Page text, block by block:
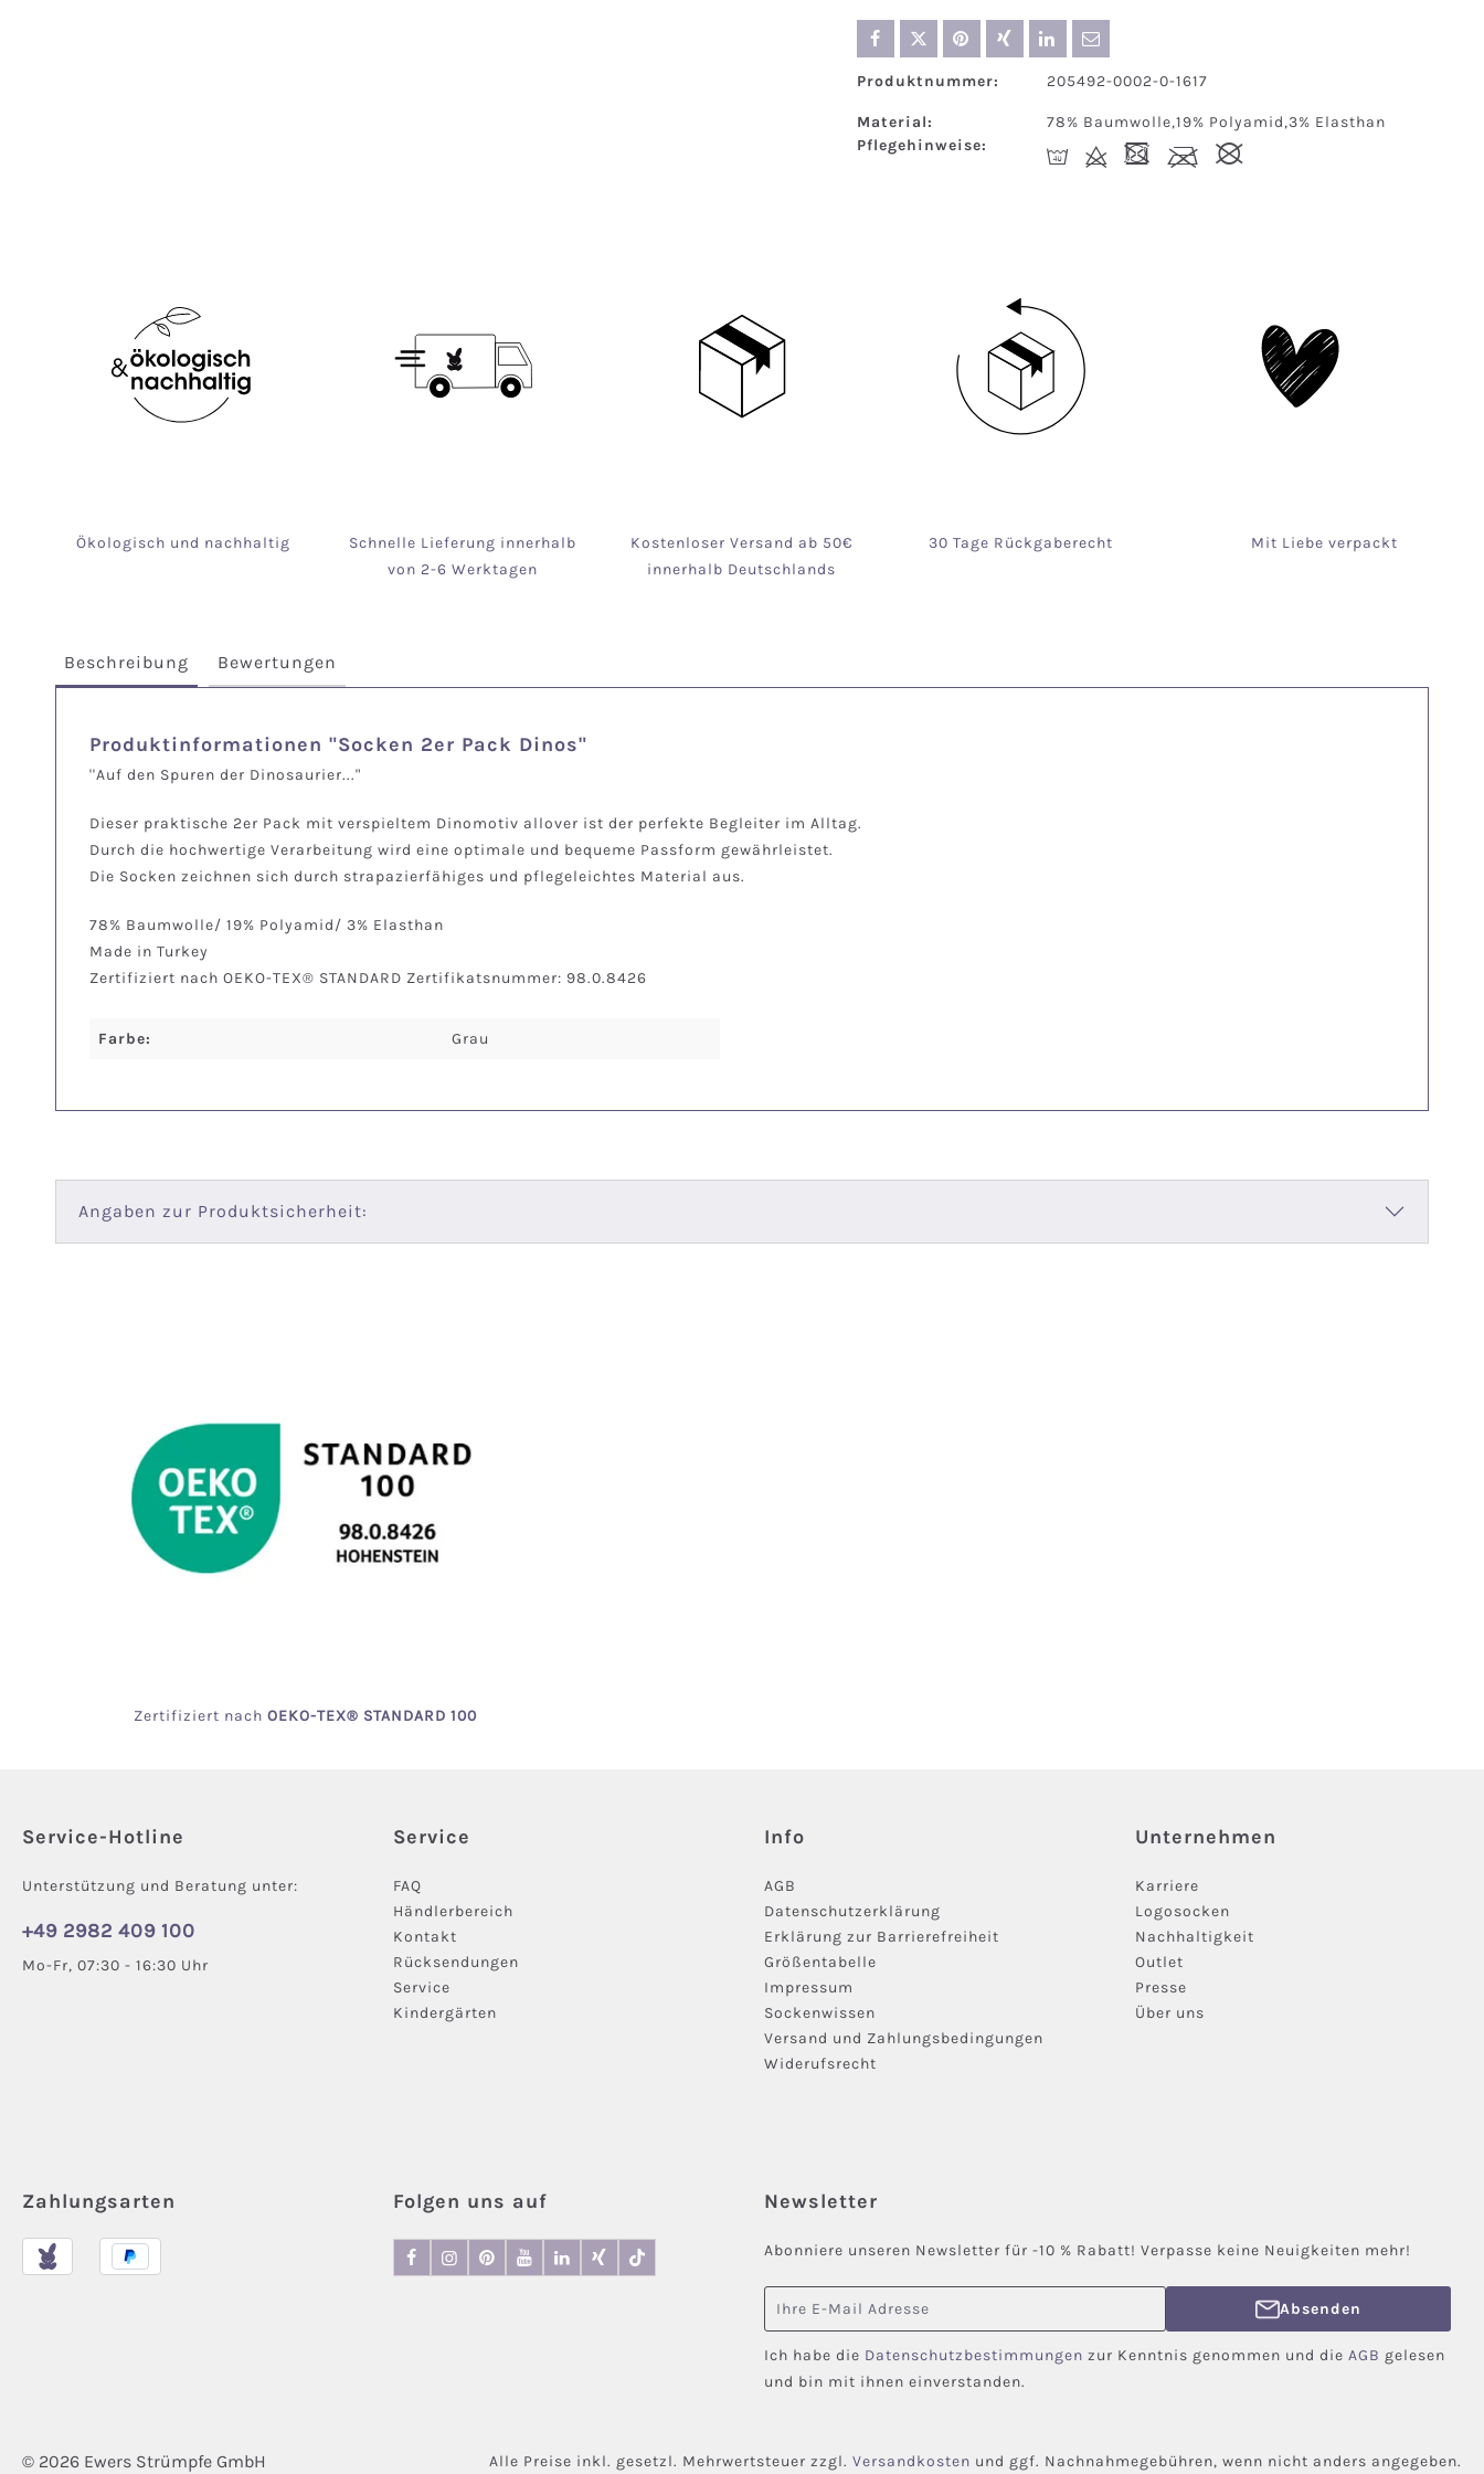
Produktnummer: 205492-0002-0-1617
Material:
78% Baumwolle,19% Polyamid,3% Elasthan
Pflegehinweise:
Id-l#
Ökologisch und nachhaltig
Schnelle Lieferung innerhalb
von 2-6 Werktagen
Kostenloser Versand ab 50€
innerhalb Deutschlands
30 Tage Rückgaberecht Mit Liebe verpackt
Beschreibung Bewertungen
Produktinformationen "Socken 2er Pack Dinos"
''Auf den Spuren der Dinosaurier..."
Dieser praktische 2er Pack mit verspieltem Dinomotiv allover ist der perfekte Begleiter im Alltag.
Durch die hochwertige Verarbeitung wird eine optimale und bequeme Passform gewährleistet.
Die Socken zeichnen sich durch strapazierfähiges und pflegeleichtes Material aus.
78% Baumwolle/ 19% Polyamid/ 3% Elasthan
Made in Turkey
Zertifiziert nach OEKO-TEX® STANDARD Zertifikatsnummer: 98.0.8426
Farbe: Grau
Angaben zur Produktsicherheit:
Zertifiziert nach OEKO-TEX® STANDARD 100
Service-Hotline
Unterstützung und Beratung unter:
+49 2982 409 100
Mo-Fr, 07:30 - 16:30 Uhr
Service
FAQ
Händlerbereich
Kontakt
Rücksendungen
Service
Kindergärten
Info
AGB
Datenschutzerklärung
Erklärung zur Barrierefreiheit
Größentabelle
Impressum
Sockenwissen
Versand und Zahlungsbedingungen
Widerufsrecht
Unternehmen
Karriere
Logosocken
Nachhaltigkeit
Outlet
Presse
Über uns
Zahlungsarten Newsletter
Abonniere unseren Newsletter für -10 % Rabatt! Verpasse keine Neuigkeiten mehr!
Absenden
Ich habe die Datenschutzbestimmungen zur Kenntnis genommen und die AGB gelesen
und bin mit ihnen einverstanden.
Folgen uns auf
© 2026 Ewers Strümpfe GmbH Alle Preise inkl. gesetzl. Mehrwertsteuer zzgl. Versandkosten und ggf. Nachnahmegebühren, wenn nicht anders angegeben.